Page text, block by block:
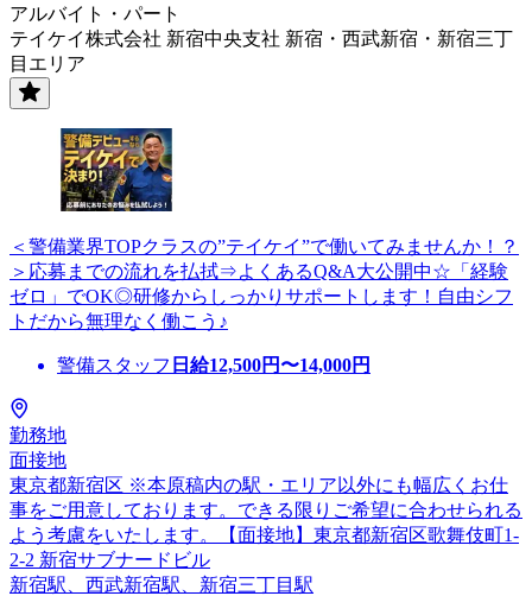
アルバイト・パート
テイケイ株式会社 新宿中央支社 新宿・西武新宿・新宿三丁
目エリア
＜警備業界TOPクラスの”テイケイ”で働いてみませんか！？
＞応募までの流れを払拭⇒よくあるQ&A大公開中☆「経験
ゼロ」でOK◎研修からしっかりサポートします！自由シフ
トだから無理なく働こう♪
警備スタッフ 日給12,500円〜14,000円
勤務地
面接地
東京都新宿区 ※本原稿内の駅・エリア以外にも幅広くお仕
事をご用意しております。できる限りご希望に合わせられる
よう考慮をいたします。【面接地】東京都新宿区歌舞伎町1-
2-2 新宿サブナードビル
新宿駅、西武新宿駅、新宿三丁目駅